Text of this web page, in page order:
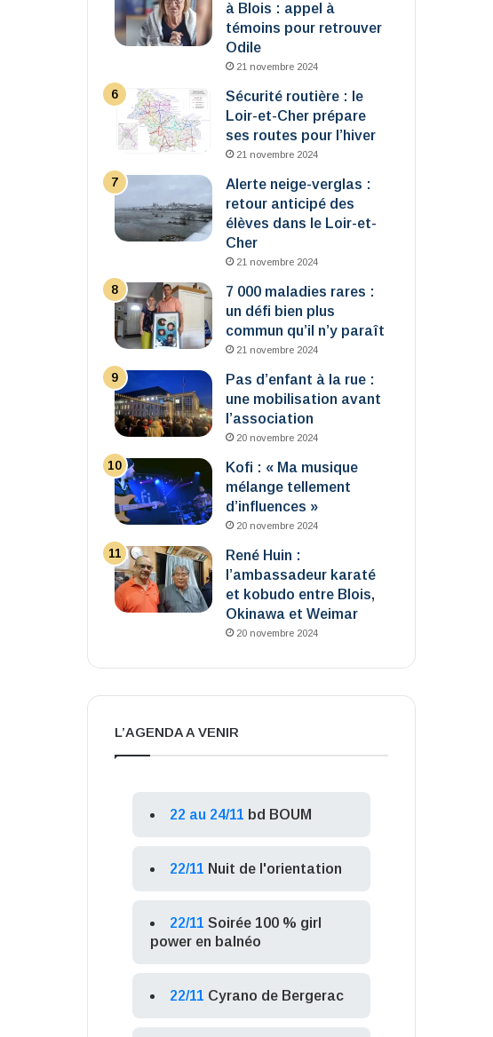
à Blois : appel à
témoins pour retrouver
Odile
21 novembre 2024
Sécurité routière : le
Loir-et-Cher prépare
ses routes pour l’hiver
21 novembre 2024
Alerte neige-verglas :
retour anticipé des
élèves dans le Loir-et-
Cher
21 novembre 2024
7 000 maladies rares :
un défi bien plus
commun qu’il n’y paraît
21 novembre 2024
Pas d’enfant à la rue :
une mobilisation avant
l’association
20 novembre 2024
Kofi : « Ma musique
mélange tellement
d’influences »
20 novembre 2024
René Huin :
l’ambassadeur karaté
et kobudo entre Blois,
Okinawa et Weimar
20 novembre 2024
L’AGENDA A VENIR
22 au 24/11 bd BOUM
22/11 Nuit de l'orientation
22/11 Soirée 100 % girl
power en balnéo
22/11 Cyrano de Bergerac